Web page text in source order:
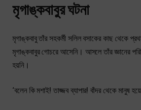
মৃগাঙ্কবাবুর ঘটনা
মৃগাঙ্কবাবু তাঁর সহকর্মী সলিল বসাকের কাছ থেকে
মৃগাঙ্কবাবুর গোচরে আসেনি। আসলে তাঁর জ্ঞানের
হয়নি।
‘বলেন কি মশাই! তাজ্জব ব্যাপার! বাঁদর থেকে মানুষ